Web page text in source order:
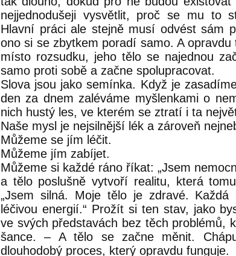
nejjednodušeji vysvětlit, proč se mu to
Hlavní práci ale stejně musí odvést sám
ono si se zbytkem poradí samo. A
místo rozsudku, jeho tělo se najednou
samo proti sobě a začne spolupracovat.
Slova jsou jako semínka. Když je
den za dnem zaléváme myšlenkami o
nich hustý les, ve kterém se ztratí i ta
Naše mysl je nejsilnější lék a zároveň
Můžeme se jím léčit.
Můžeme jím zabíjet.
Můžeme si každé ráno říkat: „Jsem
a tělo poslušně vytvoří realitu, která
„Jsem silná. Moje tělo je zdravé.
léčivou energií.“ Prožít si ten stav, jako
ve svých představách bez těch problémů,
šance. – A tělo se začne měnit.
dlouhodobý proces, který opravdu funguje.